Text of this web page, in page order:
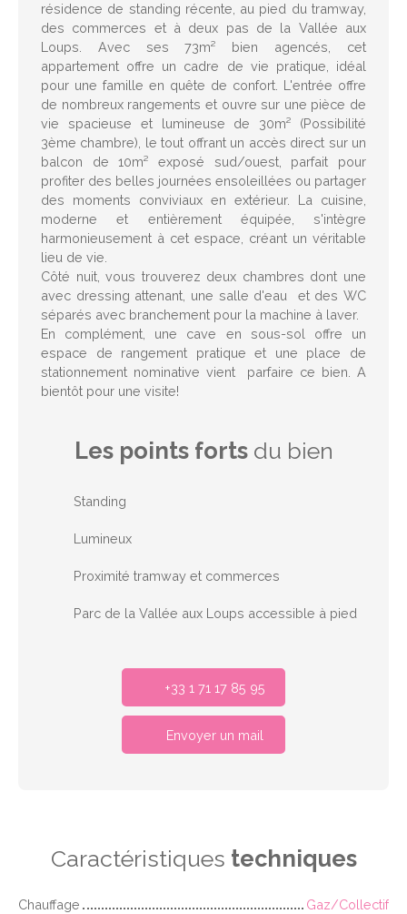
résidence de standing récente, au pied du tramway,
des commerces et à deux pas de la Vallée aux
Loups. Avec ses 73m² bien agencés, cet
appartement offre un cadre de vie pratique, idéal
pour une famille en quête de confort. L'entrée offre
de nombreux rangements et ouvre sur une pièce de
vie spacieuse et lumineuse de 30m² (Possibilité
3ème chambre), le tout offrant un accès direct sur un
balcon de 10m² exposé sud/ouest, parfait pour
profiter des belles journées ensoleillées ou partager
des moments conviviaux en extérieur. La cuisine,
moderne et entièrement équipée, s'intègre
harmonieusement à cet espace, créant un véritable
lieu de vie.
Côté nuit, vous trouverez deux chambres dont une
avec dressing attenant, une salle d'eau et des WC
séparés avec branchement pour la machine à laver.
En complément, une cave en sous-sol offre un
espace de rangement pratique et une place de
stationnement nominative vient parfaire ce bien. A
bientôt pour une visite!
Les points fortsdu bien
Standing
Lumineux
Proximité tramway et commerces
Parc de la Vallée aux Loups accessible à pied
+33 1 71 17 85 95
Envoyer un mail
Caractéristiques techniques
Chauffage
Gaz/Collectif